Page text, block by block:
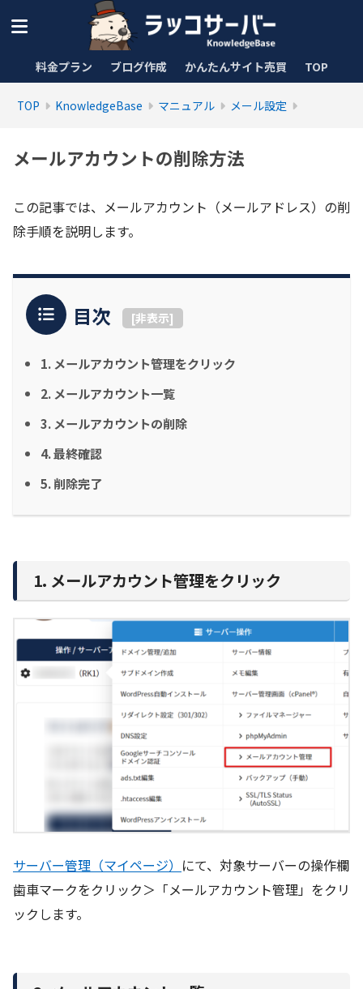
料金プラン ブログ作成 かんたんサイト売買 TOP
TOP KnowledgeBase マニュアル メール設定
メールアカウントの削除方法
この記事では、メールアカウント（メールアドレス）の削
除手順を説明します。
目次 [非表示]
1. メールアカウント管理をクリック
2. メールアカウント一覧
3. メールアカウントの削除
4. 最終確認
5. 削除完了
1. メールアカウント管理をクリック
サーバー管理（マイページ） にて、対象サーバーの操作欄
歯車マークをクリック＞「メールアカウント管理」をクリ
ックします。